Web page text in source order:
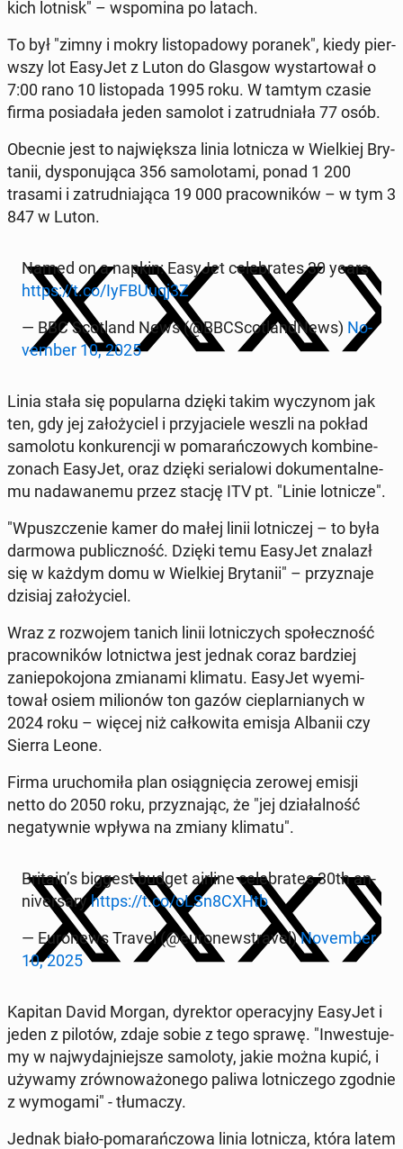
kich lotnisk" – wspom­i­na po latach.
To był "zimny i mokry listopad­owy poranek", kiedy pier­
wszy lot EasyJet z Luton do Glasgow wys­tar­tował o
7:00 rano 10 listopa­da 1995 roku. W tamtym czasie
firma posi­adała jeden samolot i za­trud­ni­ała 77 osób.
Obecnie jest to na­jwięk­sza linia lot­nicza w Wielkiej Bry­
tanii, dys­ponu­ją­ca 356 samolota­mi, ponad 1 200
trasami i za­trud­ni­a­ją­ca 19 000 pra­cown­ików – w tym 3
847 w Luton.
Named on a napkin: EasyJet cel­e­brates 30 years
https://t.co/IyF­BU­uqj3Z
— BBC Scot­land News (@BBC­Scot­land­News) No­
vem­ber 10, 2025
Linia stała się pop­u­lar­na dzięki takim wyczynom jak
ten, gdy jej za­łoży­ciel i przy­ja­ciele weszli na pokład
samolo­tu konkurencji w po­marańc­zowych kom­bine­
zonach EasyJet, oraz dzięki se­ri­alowi doku­men­tal­ne­
mu nadawane­mu przez stację ITV pt. "Linie lot­nicze".
"Wpuszcze­nie kamer do małej linii lot­niczej – to była
darmowa pub­liczność. Dzięki temu EasyJet znalazł
się w każdym domu w Wielkiej Bry­tanii" – przyz­na­je
dzisiaj za­łoży­ciel.
Wraz z roz­wo­jem tanich linii lot­niczych społeczność
pra­cown­ików lot­nict­wa jest jednak coraz bardziej
zaniepoko­jona zmi­ana­mi klimatu. EasyJet wyemi­
tował osiem mil­ionów ton gazów cieplar­ni­anych w
2024 roku – więcej niż całkowi­ta emisja Albanii czy
Sierra Leone.
Firma uru­chomiła plan os­iąg­nię­cia zerowej emisji
netto do 2050 roku, przyz­na­jąc, że "jej dzi­ałal­ność
negaty­wnie wpływa na zmiany klimatu".
Britain’s biggest budget airline cel­e­brates 30th an­
niver­saryhttps://t.co/oLSn8CXHtb
— Eu­ronews Travel (@eu­ronew­strav­el)No­vem­ber
10, 2025
Kapitan David Morgan, dyrek­tor op­er­a­cyjny EasyJet i
jeden z pilotów, zdaje sobie z tego sprawę. "In­wes­t­u­je­
my w na­jwyda­jniejsze samolo­ty, jakie można kupić, i
używamy zrównoważonego paliwa lot­niczego zgodnie
z wymoga­mi" - tłu­maczy.
Jednak biało-po­marańc­zowa linia lot­nicza, która latem